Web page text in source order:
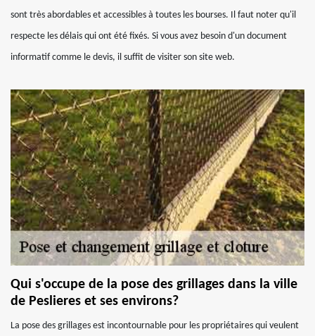
sont très abordables et accessibles à toutes les bourses. Il faut noter qu'il
respecte les délais qui ont été fixés. Si vous avez besoin d'un document
informatif comme le devis, il suffit de visiter son site web.
Qui s'occupe de la pose des grillages dans la ville
de Peslieres et ses environs?
La pose des grillages est incontournable pour les propriétaires qui veulent